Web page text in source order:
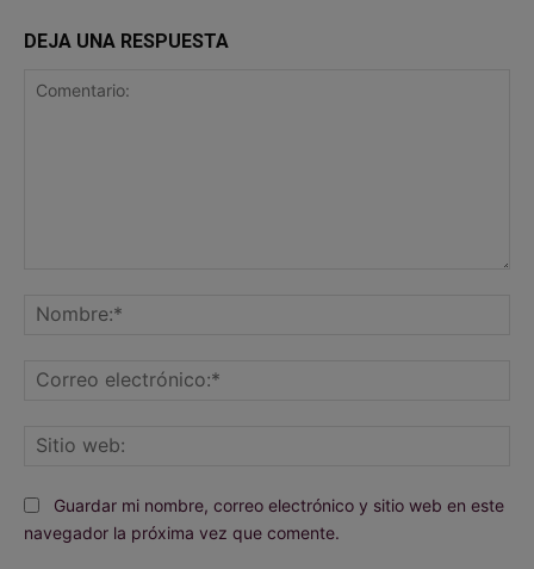
DEJA UNA RESPUESTA
Guardar mi nombre, correo electrónico y sitio web en este
navegador la próxima vez que comente.